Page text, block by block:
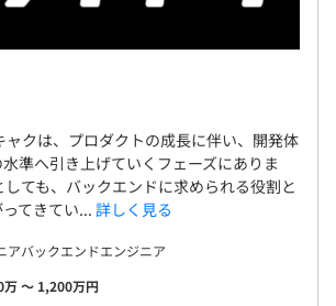
クは、プロダクトの成長に伴い、開発体
準へ引き上げていくフェーズにありま
しても、バックエンドに求められる役割と
てきてい... 詳しく見る
アバックエンドエンジニア
万 〜 1,200万円